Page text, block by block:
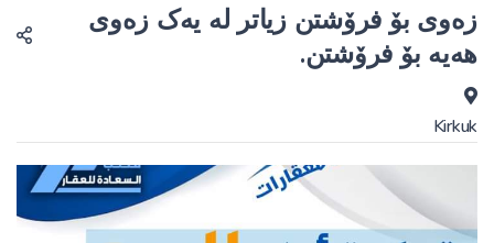
زەوی بۆ فرۆشتن زیاتر لە یەک زەوی
هەیە بۆ فرۆشتن.
Kirkuk